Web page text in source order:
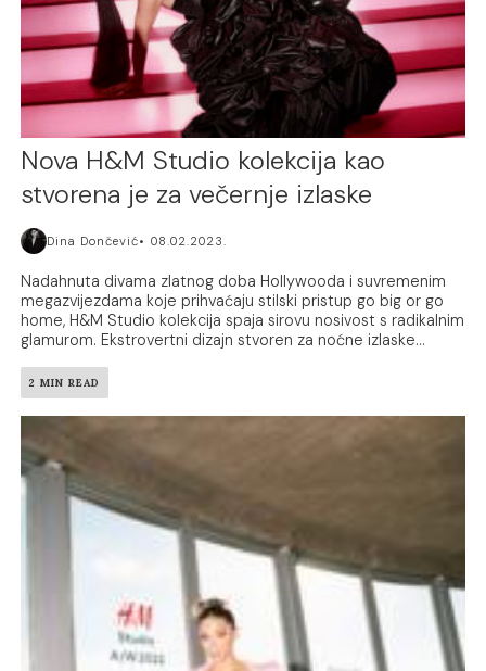
Nova H&M Studio kolekcija kao
stvorena je za večernje izlaske
Dina Dončević 08.02.2023.
Nadahnuta divama zlatnog doba Hollywooda i suvremenim
megazvijezdama koje prihvaćaju stilski pristup go big or go
home, H&M Studio kolekcija spaja sirovu nosivost s radikalnim
glamurom. Ekstrovertni dizajn stvoren za noćne izlaske...
2 MIN READ